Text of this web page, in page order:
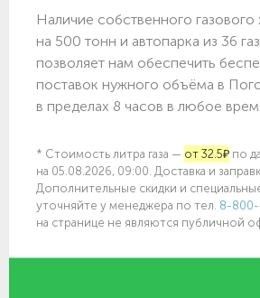
Наличие собственного
на 500 тонн и автопарка из 36
позволяет нам обеспечить
поставок нужного объёма в
в пределах 8 часов в любое
* Стоимость литра газа — от 32.5₽ по
на 05.08.2026, 09:00. Доставка и
Дополнительные скидки и
уточняйте у менеджера по тел. 8-
на странице не являются публичной